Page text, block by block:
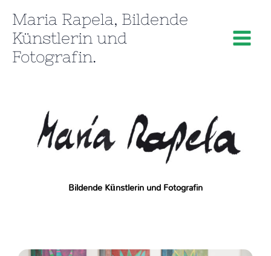
Inhalt
springen
Maria Rapela, Bildende
Künstlerin und
Fotografin.
Bildende Künstlerin und Fotografin